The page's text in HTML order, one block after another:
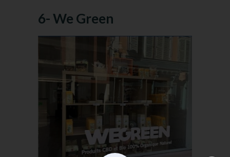
6- We Green